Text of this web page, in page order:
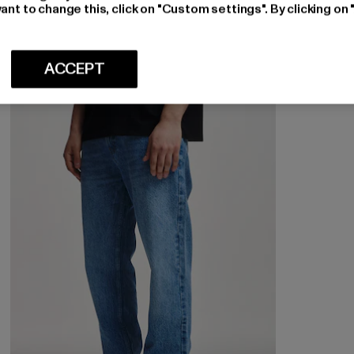
245,44 DKK
Nuværende pris: 245,44 DKK
472,00 DKKKampagnepris: 472,00 DKK
NY -18%
to change this, click on "Custom settings". By clicking
ACCEPT